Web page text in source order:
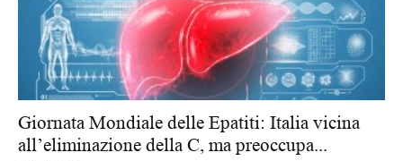
Giornata Mondiale delle Epatiti: Italia vicina
all’eliminazione della C, ma preoccupa...